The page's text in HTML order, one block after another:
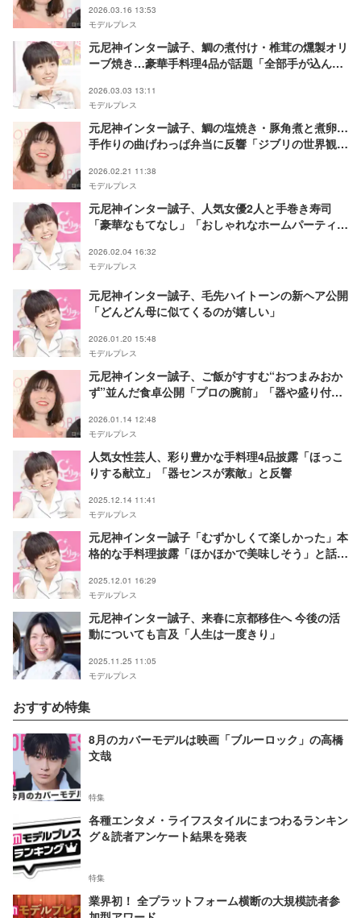
2026.03.16 13:53
モデルプレス
元尼神インター誠子、鯛の煮付け・椎茸の燻製オリ
ーブ焼き…豪華手料理4品が話題「全部手が込んで
2026.03.03 13:11
モデルプレス
元尼神インター誠子、鯛の塩焼き・豚角煮と煮卵…
手作りの曲げわっぱ弁当に反響「ジブリの世界観」
2026.02.21 11:38
モデルプレス
元尼神インター誠子、人気女優2人と手巻き寿司
「豪華なもてなし」「おしゃれなホームパーティ
2026.02.04 16:32
モデルプレス
元尼神インター誠子、毛先ハイトーンの新ヘア公開
「どんどん母に似てくるのが嬉しい」
2026.01.20 15:48
モデルプレス
元尼神インター誠子、ご飯がすすむ“おつまみおか
ず”並んだ食卓公開「プロの腕前」「器や盛り付け
2026.01.14 12:48
モデルプレス
人気女性芸人、彩り豊かな手料理4品披露「ほっこ
りする献立」「器センスが素敵」と反響
2025.12.14 11:41
モデルプレス
元尼神インター誠子「むずかしくて楽しかった」本
格的な手料理披露「ほかほかで美味しそう」と話題
2025.12.01 16:29
モデルプレス
元尼神インター誠子、来春に京都移住へ 今後の活
動についても言及「人生は一度きり」
2025.11.25 11:05
モデルプレス
おすすめ特集
8月のカバーモデルは映画「ブルーロック」の高橋
文哉
特集
各種エンタメ・ライフスタイルにまつわるランキン
グ＆読者アンケート結果を発表
特集
業界初！ 全プラットフォーム横断の大規模読者参